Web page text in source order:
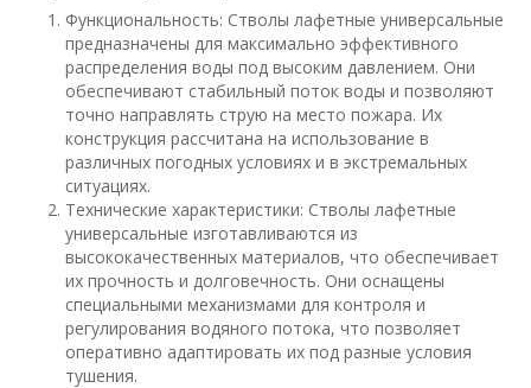
Функциональность: Стволы лафетные универсальные
предназначены для максимально эффективного
распределения воды под высоким давлением. Они
обеспечивают стабильный поток воды и позволяют
точно направлять струю на место пожара. Их
конструкция рассчитана на использование в
различных погодных условиях и в экстремальных
ситуациях.
Технические характеристики: Стволы лафетные
универсальные изготавливаются из
высококачественных материалов, что обеспечивает
их прочность и долговечность. Они оснащены
специальными механизмами для контроля и
регулирования водяного потока, что позволяет
оперативно адаптировать их под разные условия
тушения.